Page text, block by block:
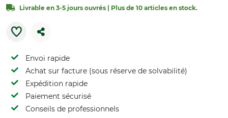
Livrable en 3-5 jours ouvrés | Plus de 10 articles en stock.
Envoi rapide
Achat sur facture (sous réserve de solvabilité)
Expédition rapide
Paiement sécurisé
Conseils de professionnels